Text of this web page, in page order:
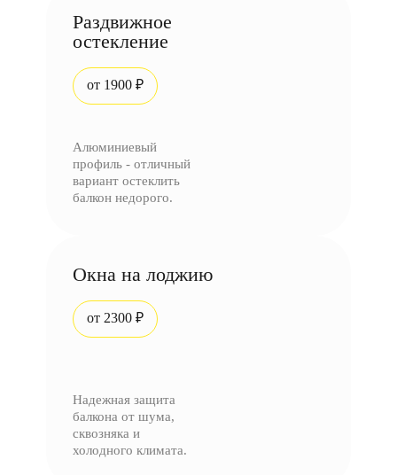
Раздвижное
остекление
от 1900 ₽
Алюминиевый
профиль - отличный
вариант остеклить
балкон недорого.
Окна на лоджию
от 2300 ₽
Надежная защита
балкона от шума,
сквозняка и
холодного климата.